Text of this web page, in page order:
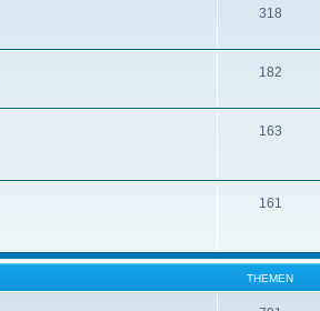
318
182
163
161
THEMEN